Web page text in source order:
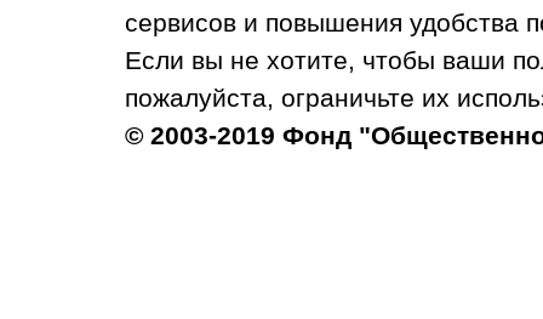
сервисов и повышения удобства
Если вы не хотите, чтобы ваши
пожалуйста, ограничьте их
© 2003-2019 Фонд